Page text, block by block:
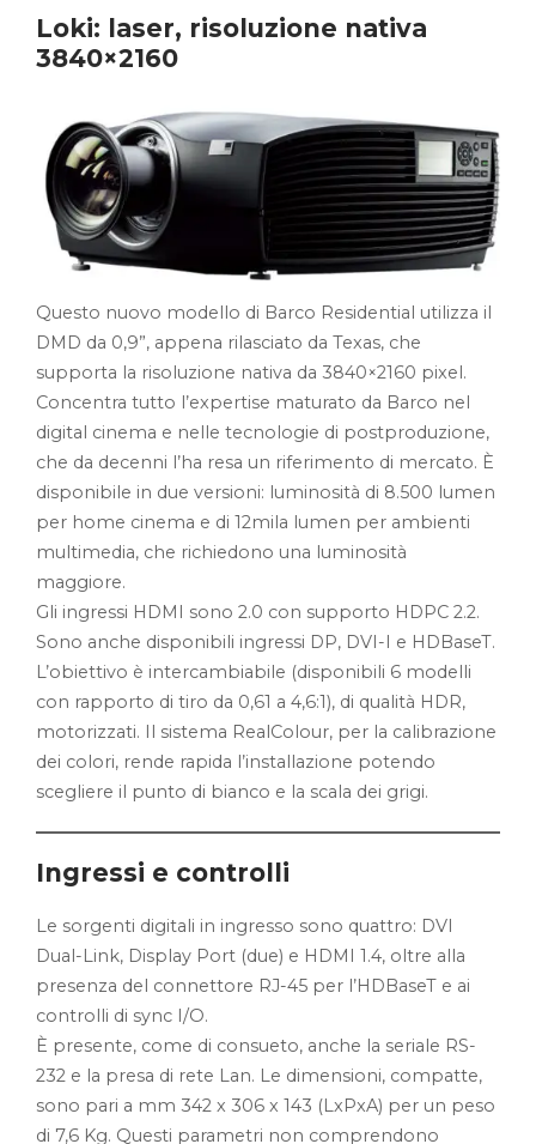
Loki: laser, risoluzione nativa
3840×2160
Questo nuovo modello di Barco Residential utilizza il
DMD da 0,9”, appena rilasciato da Texas, che
supporta la risoluzione nativa da 3840×2160 pixel.
Concentra tutto l’expertise maturato da Barco nel
digital cinema e nelle tecnologie di postproduzione,
che da decenni l’ha resa un riferimento di mercato. È
disponibile in due versioni: luminosità di 8.500 lumen
per home cinema e di 12mila lumen per ambienti
multimedia, che richiedono una luminosità
maggiore.
Gli ingressi HDMI sono 2.0 con supporto HDPC 2.2.
Sono anche disponibili ingressi DP, DVI-I e HDBaseT.
L’obiettivo è intercambiabile (disponibili 6 modelli
con rapporto di tiro da 0,61 a 4,6:1), di qualità HDR,
motorizzati. Il sistema RealColour, per la calibrazione
dei colori, rende rapida l’installazione potendo
scegliere il punto di bianco e la scala dei grigi.
Ingressi e controlli
Le sorgenti digitali in ingresso sono quattro: DVI
Dual-Link, Display Port (due) e HDMI 1.4, oltre alla
presenza del connettore RJ-45 per l’HDBaseT e ai
controlli di sync I/O.
È presente, come di consueto, anche la seriale RS-
232 e la presa di rete Lan. Le dimensioni, compatte,
sono pari a mm 342 x 306 x 143 (LxPxA) per un peso
di 7,6 Kg. Questi parametri non comprendono